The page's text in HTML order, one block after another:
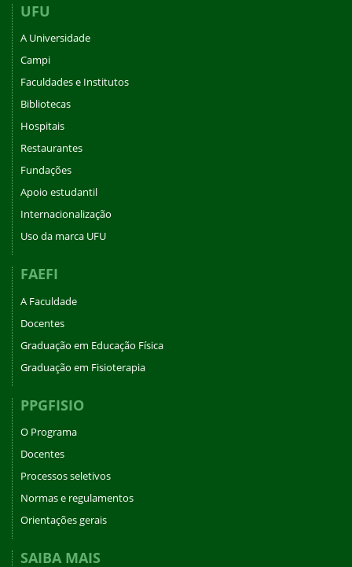
UFU
A Universidade
Campi
Faculdades e Institutos
Bibliotecas
Hospitais
Restaurantes
Fundações
Apoio estudantil
Internacionalização
Uso da marca UFU
FAEFI
A Faculdade
Docentes
Graduação em Educação Física
Graduação em Fisioterapia
PPGFISIO
O Programa
Docentes
Processos seletivos
Normas e regulamentos
Orientações gerais
SAIBA MAIS